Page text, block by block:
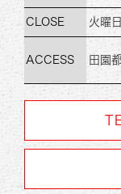
CLOSE 火曜
ACCESS 田園